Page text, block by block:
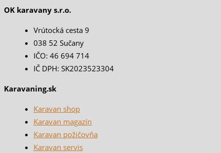
OK karavany s.r.o.
Vrútocká cesta 9
038 52 Sučany
IČO: 46 694 714
IČ DPH: SK2023523304
Karavaning.sk
Karavan shop
Karavan magazín
Karavan požičovňa
Karavan servis